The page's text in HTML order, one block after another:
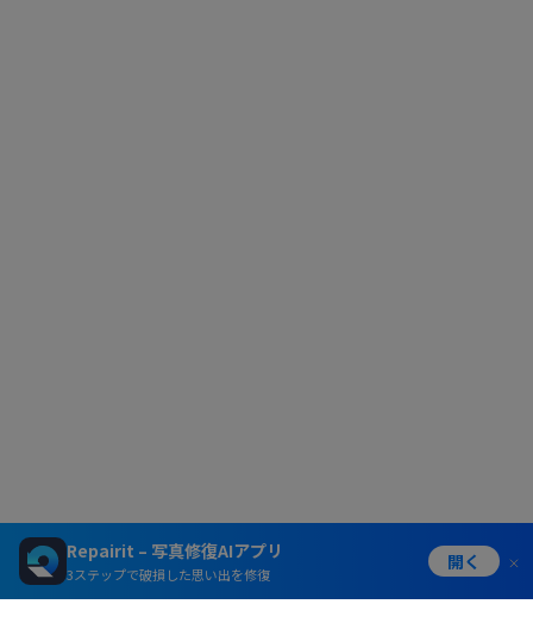
Repairit – 写真修復AIアプリ
3ステップで破損した思い出を修復
開く